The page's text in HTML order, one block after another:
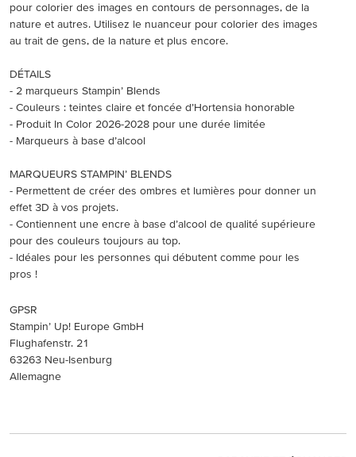
pour colorier des images en contours de personnages, de la
nature et autres. Utilisez le nuanceur pour colorier des images
au trait de gens, de la nature et plus encore.
DÉTAILS
- 2 marqueurs Stampin’ Blends
- Couleurs : teintes claire et foncée d’Hortensia honorable
- Produit In Color 2026-2028 pour une durée limitée
- Marqueurs à base d’alcool
MARQUEURS STAMPIN’ BLENDS
- Permettent de créer des ombres et lumières pour donner un
effet 3D à vos projets.
- Contiennent une encre à base d’alcool de qualité supérieure
pour des couleurs toujours au top.
- Idéales pour les personnes qui débutent comme pour les
pros !
GPSR
Stampin’ Up! Europe GmbH
Flughafenstr. 21
63263 Neu-Isenburg
Allemagne